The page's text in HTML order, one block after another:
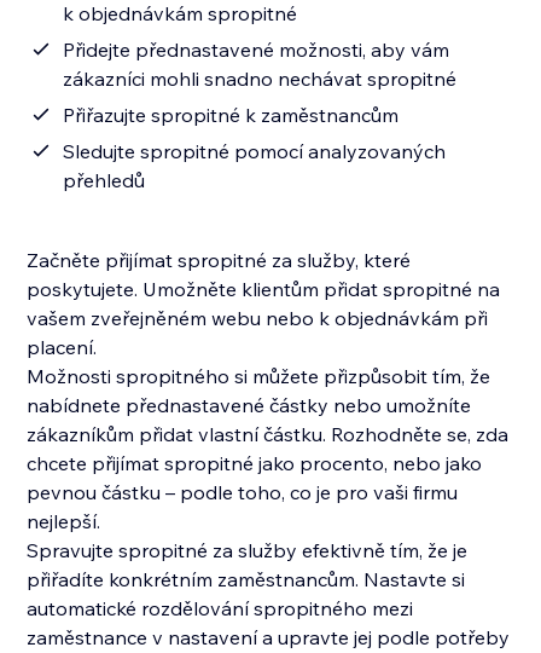
k objednávkám spropitné
Přidejte přednastavené možnosti, aby vám
zákazníci mohli snadno nechávat spropitné
Přiřazujte spropitné k zaměstnancům
Sledujte spropitné pomocí analyzovaných
přehledů
Začněte přijímat spropitné za služby, které
poskytujete. Umožněte klientům přidat spropitné na
vašem zveřejněném webu nebo k objednávkám při
placení.
Možnosti spropitného si můžete přizpůsobit tím, že
nabídnete přednastavené částky nebo umožníte
zákazníkům přidat vlastní částku. Rozhodněte se, zda
chcete přijímat spropitné jako procento, nebo jako
pevnou částku – podle toho, co je pro vaši firmu
nejlepší.
Spravujte spropitné za služby efektivně tím, že je
přiřadíte konkrétním zaměstnancům. Nastavte si
automatické rozdělování spropitného mezi
zaměstnance v nastavení a upravte jej podle potřeby